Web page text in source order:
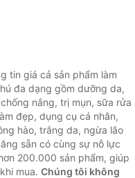
tin giá cả sản phẩm làm
đa dạng gồm dưỡng da,
nắng, trị mụn, sữa rửa
đẹp, dụng cụ cá nhân,
hào, trắng da, ngừa lão
sẵn có cùng sự nỗ lực
200.000 sản phẩm, giúp
mua. Chúng tôi không